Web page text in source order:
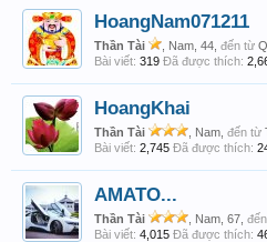
HoangNam071211
Thần Tài , Nam, 44, đến từ
Bài viết: 319 Đã được thích:
HoangKhai
Thần Tài , Nam, đến từ
Bài viết: 2,745 Đã được thích:
AMATO...
Thần Tài , Nam, 67,
Bài viết: 4,015 Đã được thích: